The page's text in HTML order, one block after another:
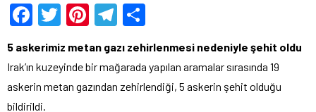
Facebook
Twitter
Pinterest
Telegram
5 askerimiz metan gazı zehirlenmesi nedeniyle şehit oldu
Irak’ın kuzeyinde bir mağarada yapılan aramalar sırasında 19
askerin metan gazından zehirlendiği, 5 askerin şehit olduğu
bildirildi.